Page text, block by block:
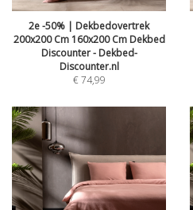
2e -50% | Dekbedovertrek
200x200 Cm 160x200 Cm Dekbed
Discounter - Dekbed-
Discounter.nl
€74,99